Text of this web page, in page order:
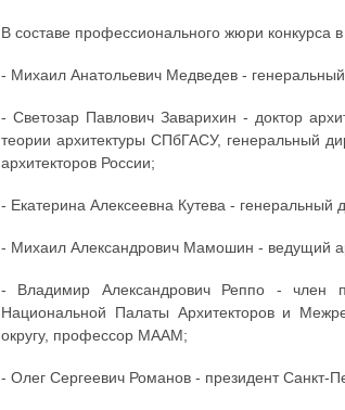
В составе профессионального жюри конкурса в
- Михаил Анатольевич Медведев -
- Светозар Павлович Заварихин - доктор
теории архитектуры СПбГАСУ, генеральный
архитекторов России;
- Екатерина Алексеевна Кутева - генеральный
- Михаил Александрович Мамошин - ведущий
- Владимир Александрович Реппо - член
Национальной Палаты Архитекторов и
округу, профессор МААМ;
- Олег Сергеевич Романов - президент Санкт-